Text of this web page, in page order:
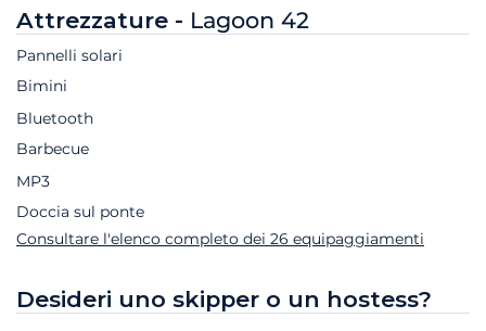
Attrezzature - Lagoon 42
Pannelli solari
Bimini
Bluetooth
Barbecue
MP3
Doccia sul ponte
Consultare l'elenco completo dei 26 equipaggiamenti
Desideri uno skipper o un hostess?